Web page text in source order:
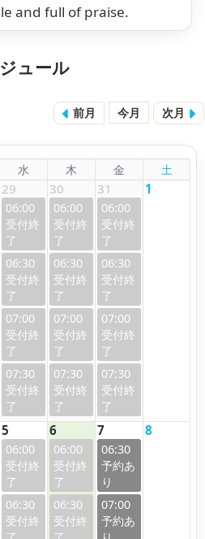
and full of praise.
ュール
前月 今月 次月
水 木 金 土
29
06:00
06:30
07:00
07:30
30
06:00
06:30
07:00
07:30
31
06:00
06:30
07:00
07:30
1
5
06:00
06:30
6
06:00
06:30
7
06:30
07:00
8